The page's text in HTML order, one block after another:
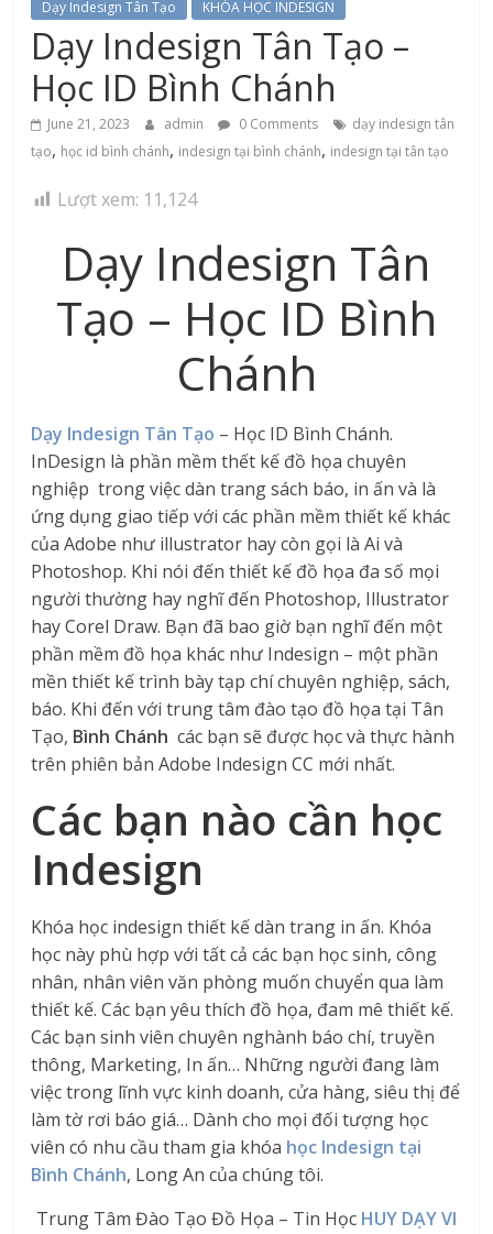
Dạy Indesign Tân Tạo KHÓA HỌC INDESIGN
Dạy Indesign Tân Tạo –
Học ID Bình Chánh
June 21, 2023 admin 0 Comments
dạy indesign tân
tạo, học id bình chánh, indesign tại bình chánh, indesign tại tân tạo
Lượt xem: 11,124
Dạy Indesign Tân
Tạo – Học ID Bình
Chánh
Dạy Indesign Tân Tạo – Học ID Bình Chánh.
InDesign là phần mềm thết kế đồ họa chuyên
nghiệp trong việc dàn trang sách báo, in ấn và là
ứng dụng giao tiếp với các phần mềm thiết kế khác
của Adobe như illustrator hay còn gọi là Ai và
Photoshop. Khi nói đến thiết kế đồ họa đa số mọi
người thường hay nghĩ đến Photoshop, Illustrator
hay Corel Draw. Bạn đã bao giờ bạn nghĩ đến một
phần mềm đồ họa khác như Indesign – một phần
mền thiết kế trình bày tạp chí chuyên nghiệp, sách,
báo. Khi đến với trung tâm đào tạo đồ họa tại Tân
Tạo, Bình Chánh các bạn sẽ được học và thực hành
trên phiên bản Adobe Indesign CC mới nhất.
Các bạn nào cần học
Indesign
Khóa học indesign thiết kế dàn trang in ấn. Khóa
học này phù hợp với tất cả các bạn học sinh, công
nhân, nhân viên văn phòng muốn chuyển qua làm
thiết kế. Các bạn yêu thích đồ họa, đam mê thiết kế.
Các bạn sinh viên chuyên nghành báo chí, truyền
thông, Marketing, In ấn… Những người đang làm
việc trong lĩnh vực kinh doanh, cửa hàng, siêu thị để
làm tờ rơi báo giá… Dành cho mọi đối tượng học
viên có nhu cầu tham gia khóa học Indesign tại
Bình Chánh, Long An của chúng tôi.
Trung Tâm Đào Tạo Đồ Họa – Tin Học HUY DẠY VI